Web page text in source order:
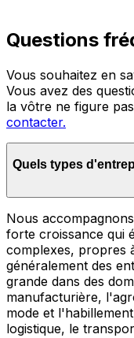
Questions
Vous souhaitez en
Vous avez des
la vôtre ne figure
contacter.
Quels types
Nous
forte croissance qui
complexes, propres
généralement des
grande dans des
manufacturière,
mode et
logistique, le